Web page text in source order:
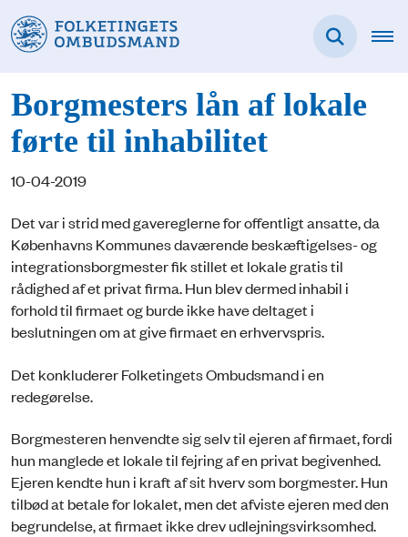
Borgmesters lån af lokale
førte til inhabilitet
10-04-2019
Det var i strid med gavereglerne for offentligt ansatte, da
Københavns Kommunes daværende beskæftigelses- og
integrationsborgmester fik stillet et lokale gratis til
rådighed af et privat firma. Hun blev dermed inhabil i
forhold til firmaet og burde ikke have deltaget i
beslutningen om at give firmaet en erhvervspris.
Det konkluderer Folketingets Ombudsmand i en
redegørelse.
Borgmesteren henvendte sig selv til ejeren af firmaet, fordi
hun manglede et lokale til fejring af en privat begivenhed.
Ejeren kendte hun i kraft af sit hverv som borgmester. Hun
tilbød at betale for lokalet, men det afviste ejeren med den
begrundelse, at firmaet ikke drev udlejningsvirksomhed.